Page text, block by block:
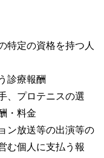
特定の資格を持つ人
診療報酬
、プロテニスの選
・料金
ン放送等の出演等の
む個人に支払う報